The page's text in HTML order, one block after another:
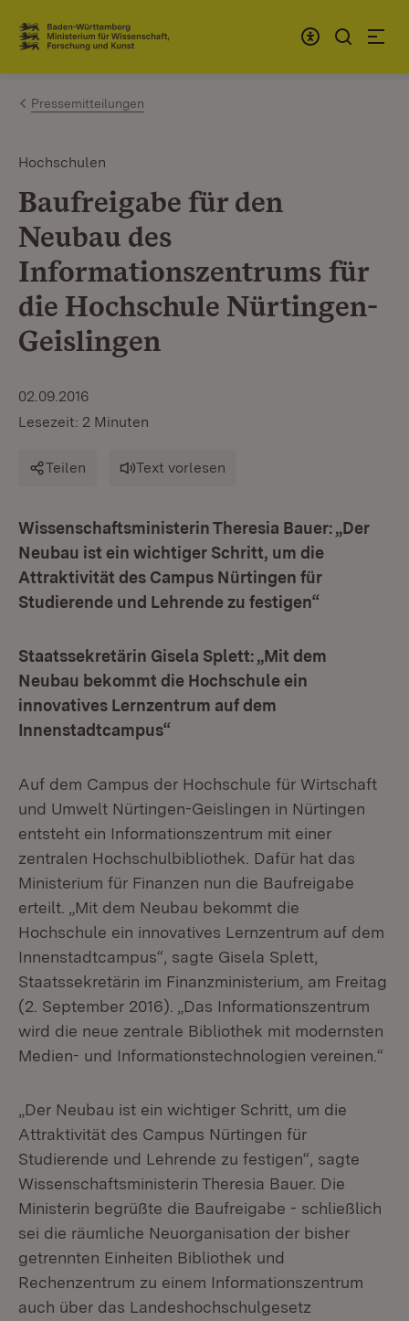
Zum Inhalt springen
Link zur Startseite
Pressemitteilungen
Hochschulen
Baufreigabe für den
Neubau des
Informationszentrums für
die Hochschule Nürtingen-
Geislingen
02.09.2016
Lesezeit: 2 Minuten
Teilen Text vorlesen
Wissenschaftsministerin Theresia Bauer: „Der
Neubau ist ein wichtiger Schritt, um die
Attraktivität des Campus Nürtingen für
Studierende und Lehrende zu festigen“
Staatssekretärin Gisela Splett: „Mit dem
Neubau bekommt die Hochschule ein
innovatives Lernzentrum auf dem
Innenstadtcampus“
Auf dem Campus der Hochschule für Wirtschaft
und Umwelt Nürtingen-Geislingen in Nürtingen
entsteht ein Informationszentrum mit einer
zentralen Hochschulbibliothek. Dafür hat das
Ministerium für Finanzen nun die Baufreigabe
erteilt. „Mit dem Neubau bekommt die
Hochschule ein innovatives Lernzentrum auf dem
Innenstadtcampus“, sagte Gisela Splett,
Staatssekretärin im Finanzministerium, am Freitag
(2. September 2016). „Das Informationszentrum
wird die neue zentrale Bibliothek mit modernsten
Medien- und Informationstechnologien vereinen.“
„Der Neubau ist ein wichtiger Schritt, um die
Attraktivität des Campus Nürtingen für
Studierende und Lehrende zu festigen“, sagte
Wissenschaftsministerin Theresia Bauer. Die
Ministerin begrüßte die Baufreigabe - schließlich
sei die räumliche Neuorganisation der bisher
getrennten Einheiten Bibliothek und
Rechenzentrum zu einem Informationszentrum
auch über das Landeshochschulgesetz